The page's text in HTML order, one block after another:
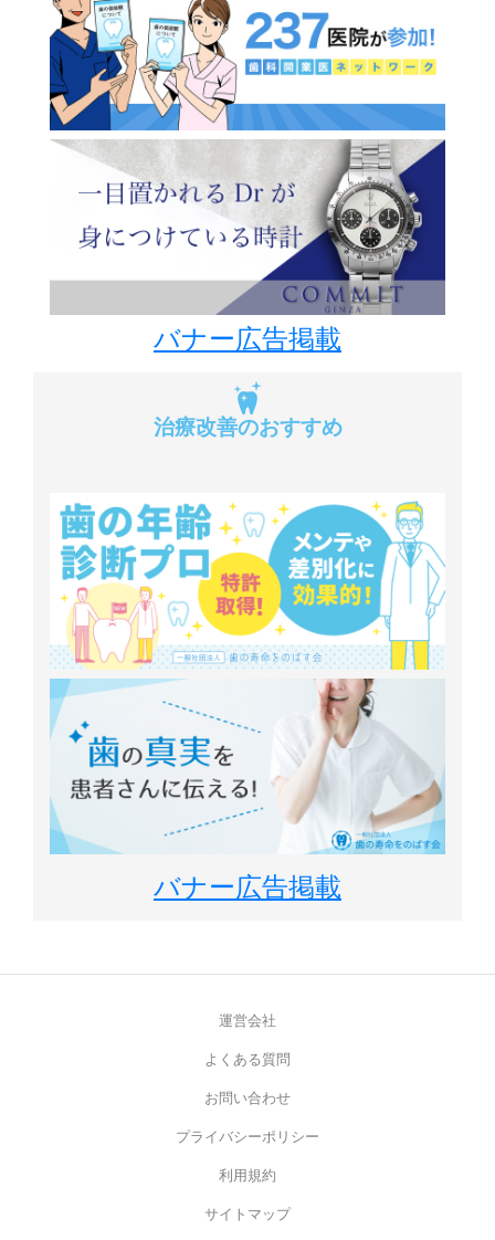
バナー広告掲載
治療改善のおすすめ
バナー広告掲載
運営会社
よくある質問
お問い合わせ
プライバシーポリシー
利用規約
サイトマップ